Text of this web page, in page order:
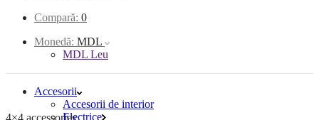
Compară: 0
Monedă: MDL
MDL Leu
Accesorii
Accesorii de interior
Electrice
4×4 accessories